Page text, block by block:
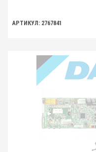
АРТИКУЛ: 2767841